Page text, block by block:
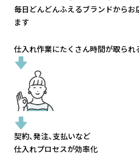
毎日どんどんふえるブランドからお
ます
仕入れ作業にたくさん時間が取られ
契約、発注、支払いなど
仕入れプロセスが効率化